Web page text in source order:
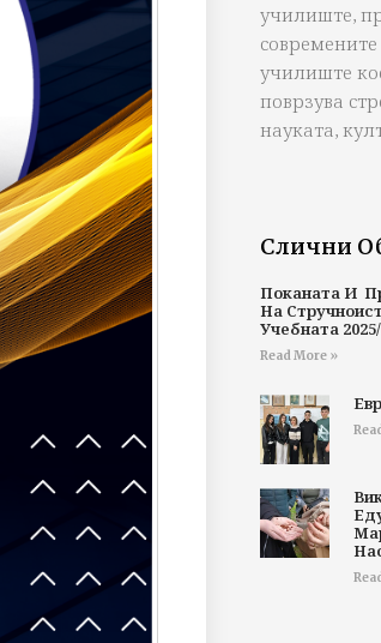
училиште,
училиште
поврзува
науката,
Слични
Поканата И
На
Учебната
Read More »